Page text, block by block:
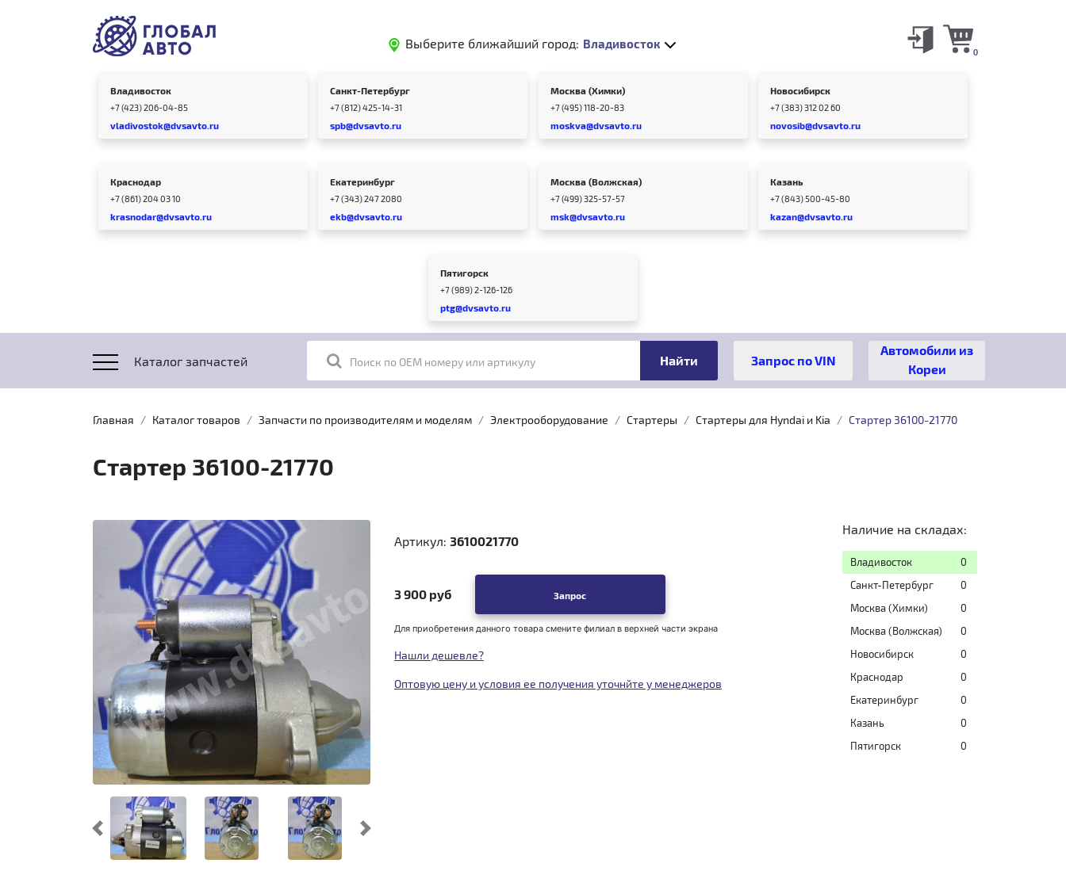
Выберите ближайший город: Владивосток
0
Владивосток
+7 (423) 206-04-85
vladivostok@dvsavto.ru
Санкт-Петербург
+7 (812) 425-14-31
spb@dvsavto.ru
Москва (Химки)
+7 (495) 118-20-83
moskva@dvsavto.ru
Новосибирск
+7 (383) 312 02 60
novosib@dvsavto.ru
Краснодар
+7 (861) 204 03 10
krasnodar@dvsavto.ru
Екатеринбург
+7 (343) 247 2080
ekb@dvsavto.ru
Москва (Волжская)
+7 (499) 325-57-57
msk@dvsavto.ru
Казань
+7 (843) 500-45-80
kazan@dvsavto.ru
Пятигорск
+7 (989) 2-126-126
ptg@dvsavto.ru
Каталог запчастей Поиск по OEM номеру или артикулу
Автомобили из
Кореи
Главная Каталог товаров Запчасти по производителям и моделям Электрооборудование Стартеры Стартеры для Hyndai и Kia Стартер 36100-21770
Стартер 36100-21770
Предыдущий Cледующий
Артикул: 3610021770
3 900 руб Запрос
Для приобретения данного товара смените филиал в верхней части экрана
Нашли дешевле?
Оптовую цену и условия ее получения уточнйте у менеджеров
Наличие на складах:
Владивосток
0
Санкт-Петербург
0
Москва (Химки)
0
Москва (Волжская)
0
Новосибирск
0
Краснодар
0
Екатеринбург
0
Казань
0
Пятигорск
0